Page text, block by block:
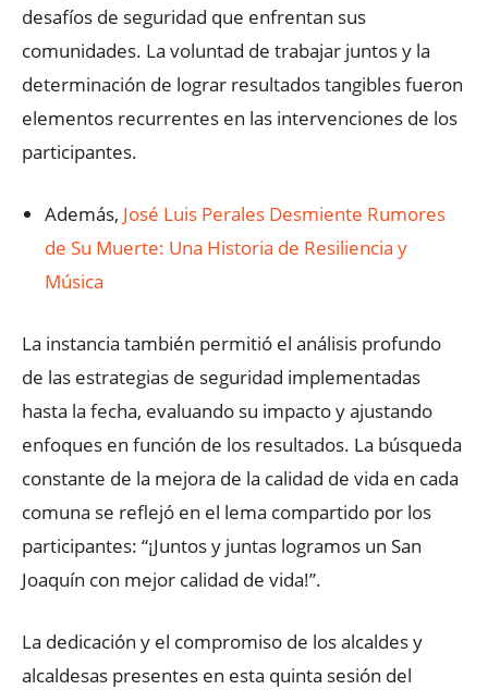
desafíos de seguridad que enfrentan sus
comunidades. La voluntad de trabajar juntos y la
determinación de lograr resultados tangibles fueron
elementos recurrentes en las intervenciones de los
participantes.
Además, José Luis Perales Desmiente Rumores
de Su Muerte: Una Historia de Resiliencia y
Música
La instancia también permitió el análisis profundo
de las estrategias de seguridad implementadas
hasta la fecha, evaluando su impacto y ajustando
enfoques en función de los resultados. La búsqueda
constante de la mejora de la calidad de vida en cada
comuna se reflejó en el lema compartido por los
participantes: “¡Juntos y juntas logramos un San
Joaquín con mejor calidad de vida!”.
La dedicación y el compromiso de los alcaldes y
alcaldesas presentes en esta quinta sesión del